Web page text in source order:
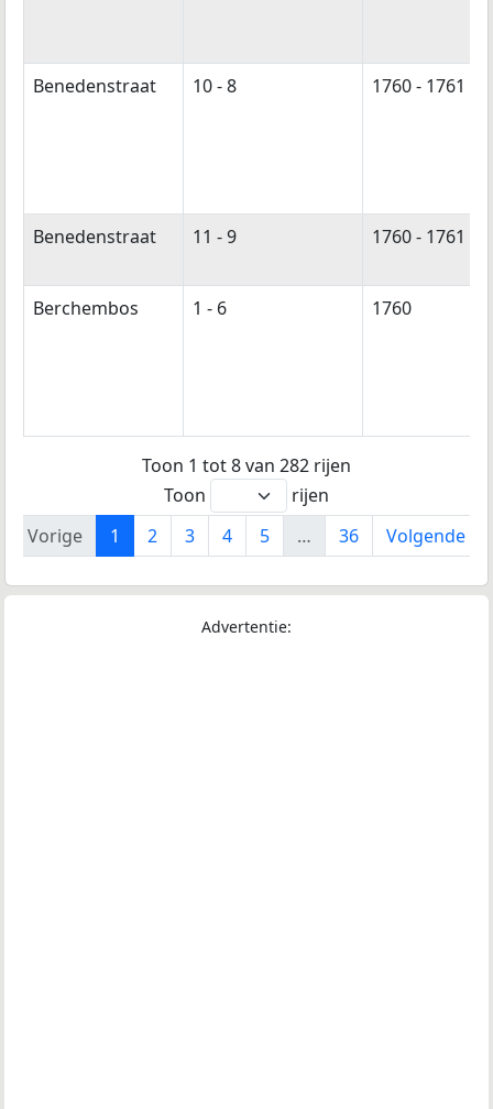
Benedenstraat 10 - 8 1760 - 1761
Benedenstraat 11 - 9 1760 - 1761
Berchembos 1 - 6 1760
Toon 1 tot 8 van 282 rijen
Toon
rijen
Vorige
1 2 3 4 5 … 36 Volgende
Advertentie: